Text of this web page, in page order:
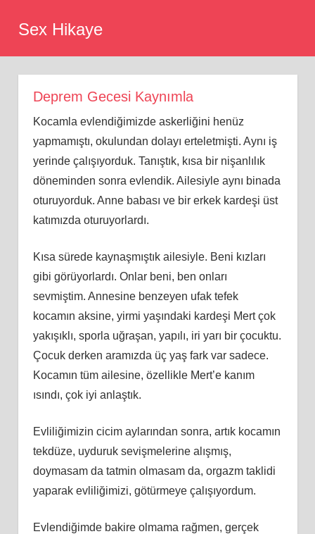
Sex Hikaye
Deprem Gecesi Kaynımla
Kocamla evlendiğimizde askerliğini henüz
yapmamıştı, okulundan dolayı erteletmişti. Aynı iş
yerinde çalışıyorduk. Tanıştık, kısa bir nişanlılık
döneminden sonra evlendik. Ailesiyle aynı binada
oturuyorduk. Anne babası ve bir erkek kardeşi üst
katımızda oturuyorlardı.
Kısa sürede kaynaşmıştık ailesiyle. Beni kızları
gibi görüyorlardı. Onlar beni, ben onları
sevmiştim. Annesine benzeyen ufak tefek
kocamın aksine, yirmi yaşındaki kardeşi Mert çok
yakışıklı, sporla uğraşan, yapılı, iri yarı bir çocuktu.
Çocuk derken aramızda üç yaş fark var sadece.
Kocamın tüm ailesine, özellikle Mert’e kanım
ısındı, çok iyi anlaştık.
Evliliğimizin cicim aylarından sonra, artık kocamın
tekdüze, uyduruk sevişmelerine alışmış,
doymasam da tatmin olmasam da, orgazm taklidi
yaparak evliliğimizi, götürmeye çalışıyordum.
Evlendiğimde bakire olmama rağmen, gerçek